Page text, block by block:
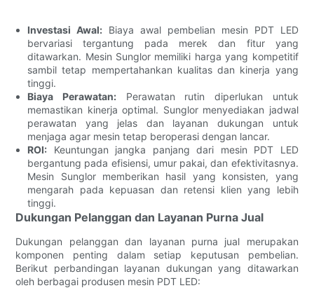
Investasi Awal: Biaya awal pembelian mesin PDT LED
bervariasi tergantung pada merek dan fitur yang
ditawarkan. Mesin Sunglor memiliki harga yang kompetitif
sambil tetap mempertahankan kualitas dan kinerja yang
tinggi.
Biaya Perawatan:Perawatan rutin diperlukan untuk
memastikan kinerja optimal. Sunglor menyediakan jadwal
perawatan yang jelas dan layanan dukungan untuk
menjaga agar mesin tetap beroperasi dengan lancar.
ROI: Keuntungan jangka panjang dari mesin PDT LED
bergantung pada efisiensi, umur pakai, dan efektivitasnya.
Mesin Sunglor memberikan hasil yang konsisten, yang
mengarah pada kepuasan dan retensi klien yang lebih
tinggi.
Dukungan Pelanggan dan Layanan Purna Jual
Dukungan pelanggan dan layanan purna jual merupakan
komponen penting dalam setiap keputusan pembelian.
Berikut perbandingan layanan dukungan yang ditawarkan
oleh berbagai produsen mesin PDT LED: